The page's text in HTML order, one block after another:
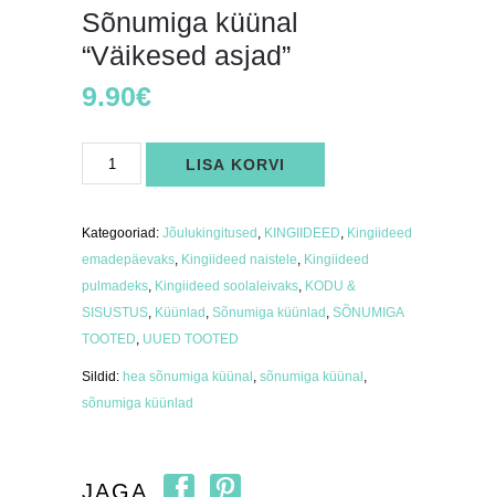
Sõnumiga küünal
“Väikesed asjad”
9.90€
küünal
"Väikesed
LISA KORVI
Kategooriad: Jõulukingitused , KINGIIDEED, Kingiideed
emadepäevaks, Kingiideed naistele, Kingiideed
pulmadeks, Kingiideed soolaleivaks, KODU &
SISUSTUS, Küünlad , Sõnumiga küünlad , SÕNUMIGA
TOOTED, UUED TOOTED
Sildid: hea sõnumiga küünal , sõnumiga küünal ,
sõnumiga küünlad
JAGA